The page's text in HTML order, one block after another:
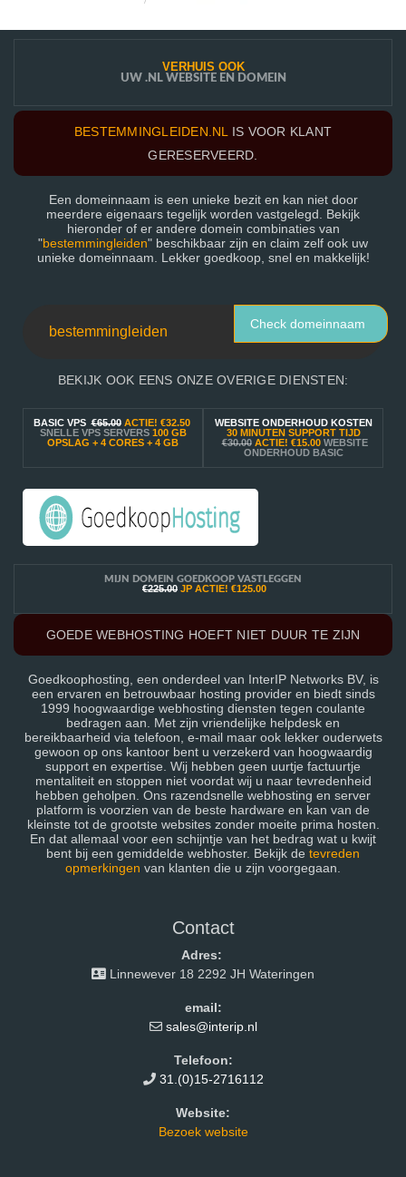
VERHUIS OOK
UW .NL WEBSITE EN DOMEIN
BESTEMMINGLEIDEN.NL
IS VOOR KLANT
GERESERVEERD.
Een domeinnaam is een unieke bezit en kan niet door
meerdere eigenaars tegelijk worden vastgelegd. Bekijk
hieronder of er andere domein combinaties van
"bestemmingleiden" beschikbaar zijn en claim zelf ook uw
unieke domeinnaam. Lekker goedkoop, snel en makkelijk!
Check domeinnaam
BEKIJK OOK EENS ONZE OVERIGE DIENSTEN:
BASIC VPS€65.00 ACTIE! €32.50
SNELLE VPS SERVERS 100 GB
OPSLAG + 4 CORES + 4 GB
WEBSITE ONDERHOUD KOSTEN
30 MINUTEN SUPPORT TIJD
€30.00 ACTIE! €15.00 WEBSITE
ONDERHOUD BASIC
MIJN DOMEIN GOEDKOOP VASTLEGGEN
€225.00 JP ACTIE! €125.00
GOEDE WEBHOSTING HOEFT NIET DUUR TE ZIJN
Goedkoophosting, een onderdeel van InterIP Networks BV, is
een ervaren en betrouwbaar hosting provider en biedt sinds
1999 hoogwaardige webhosting diensten tegen coulante
bedragen aan. Met zijn vriendelijke helpdesk en
bereikbaarheid via telefoon, e-mail maar ook lekker ouderwets
gewoon op ons kantoor bent u verzekerd van hoogwaardig
support en expertise. Wij hebben geen uurtje factuurtje
mentaliteit en stoppen niet voordat wij u naar tevredenheid
hebben geholpen. Ons razendsnelle webhosting en server
platform is voorzien van de beste hardware en kan van de
kleinste tot de grootste websites zonder moeite prima hosten.
En dat allemaal voor een schijntje van het bedrag wat u kwijt
bent bij een gemiddelde webhoster. Bekijk de tevreden
opmerkingen van klanten die u zijn voorgegaan.
Contact
Adres:
Linnewever 18 2292 JH Wateringen
email:
sales@interip.nl
Telefoon:
31.(0)15-2716112
Website:
Bezoek website